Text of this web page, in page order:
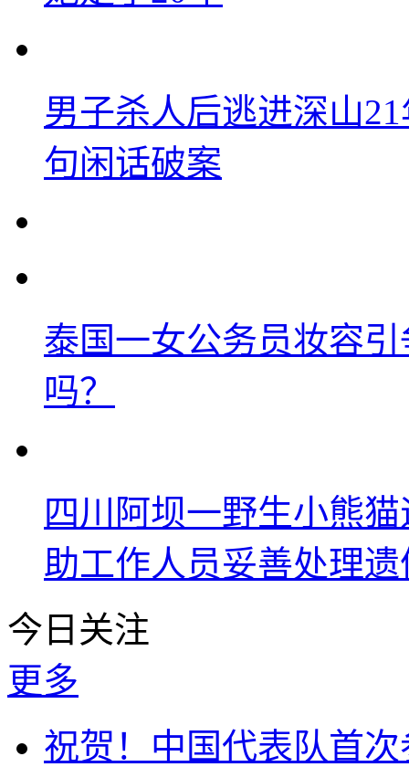
男子杀人后逃进深山
句闲话破案
泰国一女公务员妆容
吗？
四川阿坝一野生小熊
助工作人员妥善处理遗
今日关注
更多
祝贺！中国代表队首